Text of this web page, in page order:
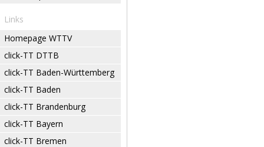
Links
Homepage WTTV
click-TT DTTB
click-TT Baden-Württemberg
click-TT Baden
click-TT Brandenburg
click-TT Bayern
click-TT Bremen